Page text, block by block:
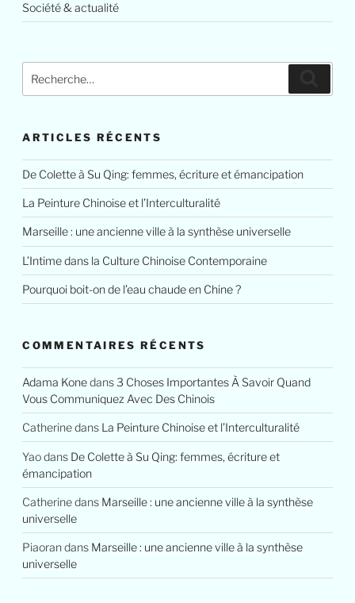
Société & actualité
pour
ARTICLES RÉCENTS
De Colette à Su Qing: femmes, écriture et émancipation
La Peinture Chinoise et l’Interculturalité
Marseille : une ancienne ville à la synthèse universelle
L’Intime dans la Culture Chinoise Contemporaine
Pourquoi boit-on de l’eau chaude en Chine ?
COMMENTAIRES RÉCENTS
Adama Konedans3 Choses Importantes À Savoir Quand
Vous Communiquez Avec Des Chinois
Catherinedans La Peinture Chinoise et l’Interculturalité
Yaodans De Colette à Su Qing: femmes, écriture et
émancipation
Catherinedans Marseille : une ancienne ville à la synthèse
universelle
Piaorandans Marseille : une ancienne ville à la synthèse
universelle